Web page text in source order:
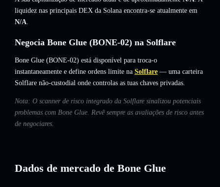
liquidez nas principais DEX da Solana encontra-se atualmente em
N/A.
Negocia Bone Glue (BONE-02) na Solflare
Bone Glue (BONE-02) está disponível para troca-o
instantaneamente e define ordens limite na Solflare — uma carteira
Solflare não-custodial onde controlas as tuas chaves privadas.
Nota: O scanner de risco integrado da Solflare sinalizou potenciais
problemas com Bone Glue. Revê sempre as avaliações de risco antes
de negociares.
Dados de mercado de Bone Glue